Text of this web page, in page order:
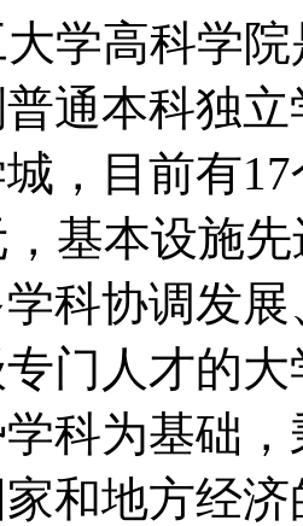
学高科学院
通本科独
，目前有
，基本设施
科协调发
门人才的
科为基础
和地方经